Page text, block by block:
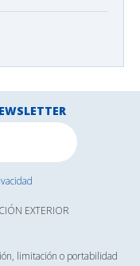
EXTERIOR
limitación o portabilidad